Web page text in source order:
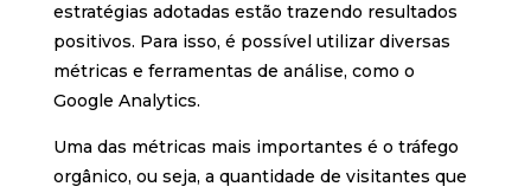
estratégias adotadas estão trazendo resultados
positivos. Para isso, é possível utilizar diversas
métricas e ferramentas de análise, como o
Google Analytics.
Uma das métricas mais importantes é o tráfego
orgânico, ou seja, a quantidade de visitantes que